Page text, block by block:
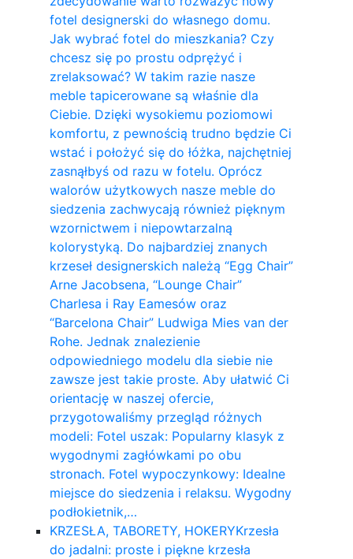
fotel designerski do własnego domu.
Jak wybrać fotel do mieszkania? Czy
chcesz się po prostu odprężyć i
zrelaksować? W takim razie nasze
meble tapicerowane są właśnie dla
Ciebie. Dzięki wysokiemu poziomowi
komfortu, z pewnością trudno będzie Ci
wstać i położyć się do łóżka, najchętniej
zasnąłbyś od razu w fotelu. Oprócz
walorów użytkowych nasze meble do
siedzenia zachwycają również pięknym
wzornictwem i niepowtarzalną
kolorystyką. Do najbardziej znanych
krzeseł designerskich należą “Egg Chair”
Arne Jacobsena, “Lounge Chair”
Charlesa i Ray Eamesów oraz
“Barcelona Chair” Ludwiga Mies van der
Rohe. Jednak znalezienie
odpowiedniego modelu dla siebie nie
zawsze jest takie proste. Aby ułatwić Ci
orientację w naszej ofercie,
przygotowaliśmy przegląd różnych
modeli: Fotel uszak: Popularny klasyk z
wygodnymi zagłówkami po obu
stronach. Fotel wypoczynkowy: Idealne
miejsce do siedzenia i relaksu. Wygodny
podłokietnik,…
KRZESŁA, TABORETY, HOKERYKrzesła
do jadalni: proste i piękne krzesła